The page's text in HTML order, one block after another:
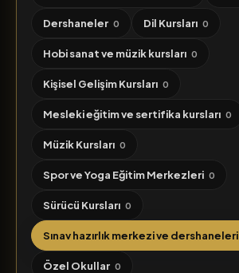
Dershaneler 0 Dil Kursları 0
Hobi sanat ve müzik kursları 0
Kişisel Gelişim Kursları 0
Mesleki eğitim ve sertifika kursları 0
Müzik Kursları 0
Spor ve Yoga Eğitim Merkezleri 0
Sürücü Kursları 0
Sınav hazırlık merkezi ve dershaneleri
Özel Okullar 0